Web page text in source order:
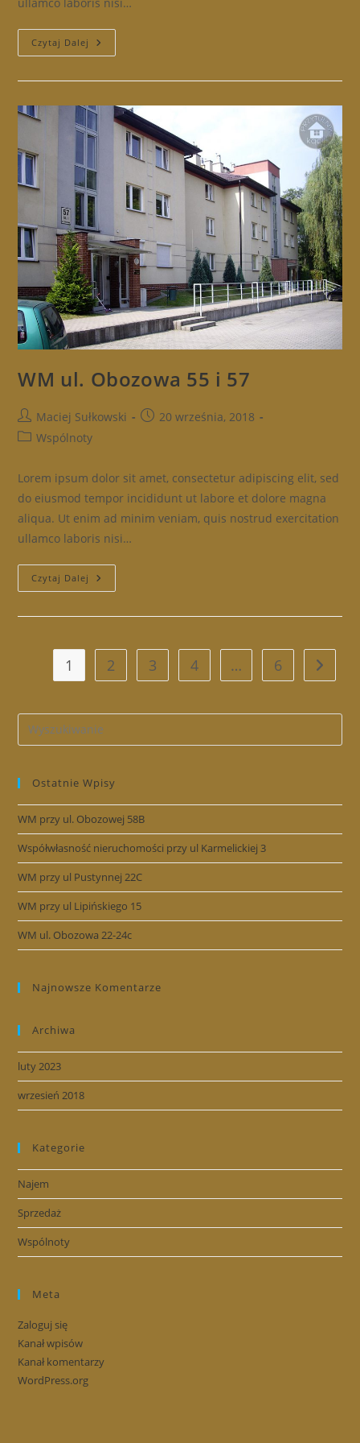
ullamco laboris nisi…
Czytaj Dalej WM
Ul.
WM ul. Obozowa 55 i 57
Post
author:
Maciej Sułkowski
Post20 września, 2018
PostWspólnoty
Lorem ipsum dolor sit amet, consectetur adipiscing elit, sed
do eiusmod tempor incididunt ut labore et dolore magna
aliqua. Ut enim ad minim veniam, quis nostrud exercitation
ullamco laboris nisi…
Czytaj Dalej WM
Ul.
1 2 3 4 … 6 Go to
Ostatnie Wpisy
WM przy ul. Obozowej 58B
Współwłasność nieruchomości przy ul Karmelickiej 3
WM przy ul Pustynnej 22C
WM przy ul Lipińskiego 15
WM ul. Obozowa 22-24c
Najnowsze Komentarze
Archiwa
luty 2023
wrzesień 2018
Kategorie
Najem
Sprzedaż
Wspólnoty
Meta
Zaloguj się
Kanał wpisów
Kanał komentarzy
WordPress.org